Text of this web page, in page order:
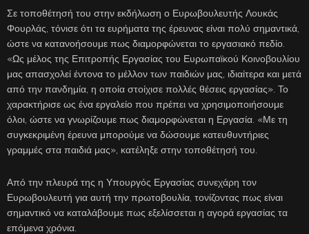
Σε τοποθέτησή του στην εκδήλωση ο Ευρωβουλευτής Λουκάς
Φουρλάς, τόνισε ότι τα ευρήματα της έρευνας είναι πολύ σημαντικά,
ώστε να κατανοήσουμε πως διαμορφώνεται το εργασιακό πεδίο.
«Ως μέλος της Επιτροπής Εργασίας του Ευρωπαϊκού Κοινοβουλίου
μας απασχολεί έντονα το μέλλον των παιδιών μας, ιδιαίτερα και μετά
από την πανδημία, η οποία στοίχισε πολλές θέσεις εργασίας». Το
χαρακτήρισε ως ένα εργαλείο που πρέπει να χρησιμοποιήσουμε
όλοι, ώστε να γνωρίζουμε πως διαμορφώνεται η Εργασία. «Με τη
συγκεκριμένη έρευνα μπορούμε να δώσουμε κατευθυντήριες
γραμμές στα παιδιά μας», κατέληξε στην τοποθέτησή του.
Από την πλευρά της η Υπουργός Εργασίας συνεχάρη τον
Ευρωβουλευτή για αυτή την πρωτοβουλία, τονίζοντας πως είναι
σημαντικό να καταλάβουμε πως εξελίσσεται η αγορά εργασίας τα
επόμενα χρόνια.